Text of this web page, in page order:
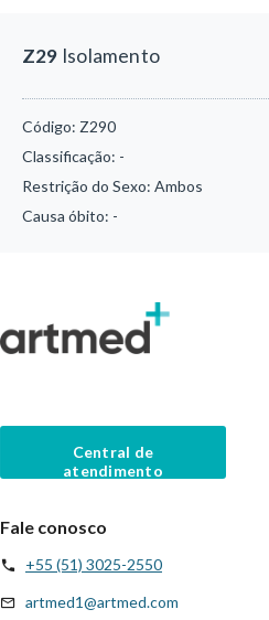
Z29 Isolamento
Código: Z290
Classificação: -
Restrição do Sexo: Ambos
Causa óbito: -
Central de
atendimento
Fale conosco
+55 (51) 3025-2550
artmed1@artmed.com